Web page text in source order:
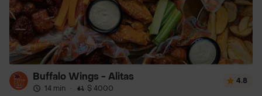
Buffalo Wings - Alitas
14 min · $ 4000
4.8